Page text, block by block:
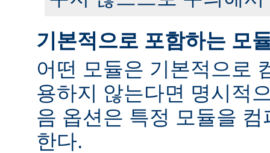
기본적으로 포함하는 모
어떤 모듈은 기본적으로
용하지 않는다면 명시적
음 옵션은 특정 모듈을
한다.